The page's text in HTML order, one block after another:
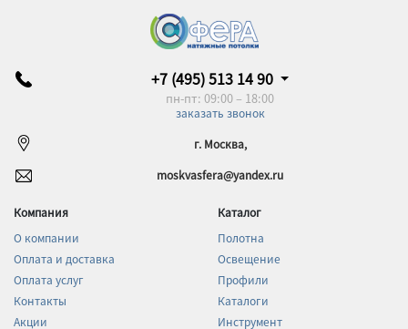
+7 (495) 513 14 90
пн-пт: 09:00 – 18:00
заказать звонок
г. Москва,
moskvasfera@yandex.ru
Компания
О компании
Оплата и доставка
Оплата услуг
Контакты
Акции
Каталог
Полотна
Освещение
Профили
Каталоги
Инструмент